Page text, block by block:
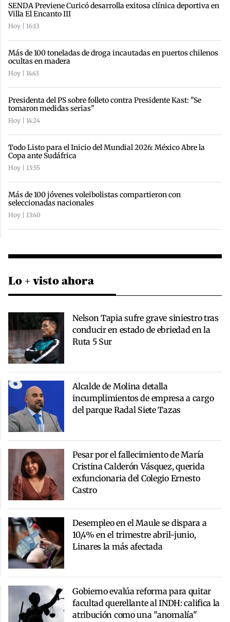
SENDA Previene Curicó desarrolla exitosa clínica deportiva en
Villa El Encanto III
Hoy | 16:13
Más de 100 toneladas de droga incautadas en puertos chilenos
ocultas en madera
Hoy | 14:43
Presidenta del PS sobre folleto contra Presidente Kast: "Se
tomaron medidas serias"
Hoy | 14:24
Todo Listo para el Inicio del Mundial 2026: México Abre la
Copa ante Sudáfrica
Hoy | 13:55
Más de 100 jóvenes voleibolistas compartieron con
seleccionadas nacionales
Hoy | 13:40
Lo + visto ahora
Nelson Tapia sufre grave siniestro tras
conducir en estado de ebriedad en la
Ruta 5 Sur
Alcalde de Molina detalla
incumplimientos de empresa a cargo
del parque Radal Siete Tazas
Pesar por el fallecimiento de María
Cristina Calderón Vásquez, querida
exfuncionaria del Colegio Ernesto
Castro
Desempleo en el Maule se dispara a
10,4% en el trimestre abril-junio,
Linares la más afectada
Gobierno evalúa reforma para quitar
facultad querellante al INDH: califica la
atribución como una "anomalía"